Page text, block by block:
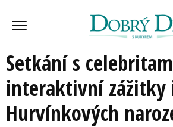
Setkání s
interaktivní zážitky
Hurvínkových